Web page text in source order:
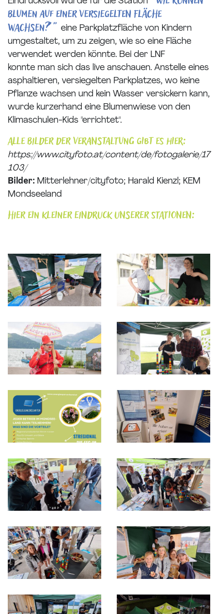
Blumen auf einer versiegelten Fläche
wachsen?"" eine Parkplatzfläche von Kindern
umgestaltet, um zu zeigen, wie so eine Fläche
verwendet werden könnte. Bei der LNF
konnte man sich das live anschauen. Anstelle eines
asphaltieren, versiegelten Parkplatzes, wo keine
Pflanze wachsen und kein Wasser versickern kann,
wurde kurzerhand eine Blumenwiese von den
Klimaschulen-Kids "errichtet".
Alle Bilder der Veranstaltung gibt es hier:
https://www.cityfoto.at/content/de/fotogalerie/17
103/
Bilder: Mitterlehner/cityfoto; Harald Kienzl; KEM
Mondseeland
Hier ein kleiner Eindruck unserer Stationen: